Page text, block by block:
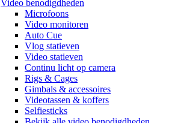
Video benodigdheden
Microfoons
Video monitoren
Auto Cue
Vlog statieven
Video statieven
Continu licht op camera
Rigs & Cages
Gimbals & accessoires
Videotassen & koffers
Selfiesticks